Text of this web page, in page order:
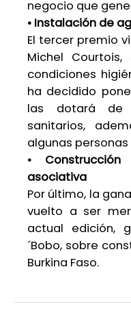
negocio que
• Instalación de
El tercer premio
Michel Courtois,
condiciones
ha decidido
las dotará de
sanitarios,
algunas
•
asociativa
Por último, la
vuelto a ser
actual edición,
´Bobo, sobre
Burkina Faso.